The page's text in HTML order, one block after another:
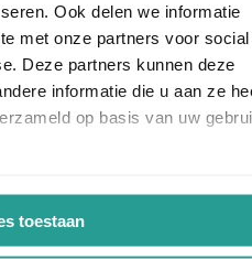
Ook delen we informatie
met onze partners voor social
Deze partners kunnen deze
informatie die u aan ze
op basis van uw
toestaan
heeft bij ons op en adequate
uitgevoerd. Wij zijn zeer
handelen de grondige wijze
up. Dit bedrijf bevelen wij